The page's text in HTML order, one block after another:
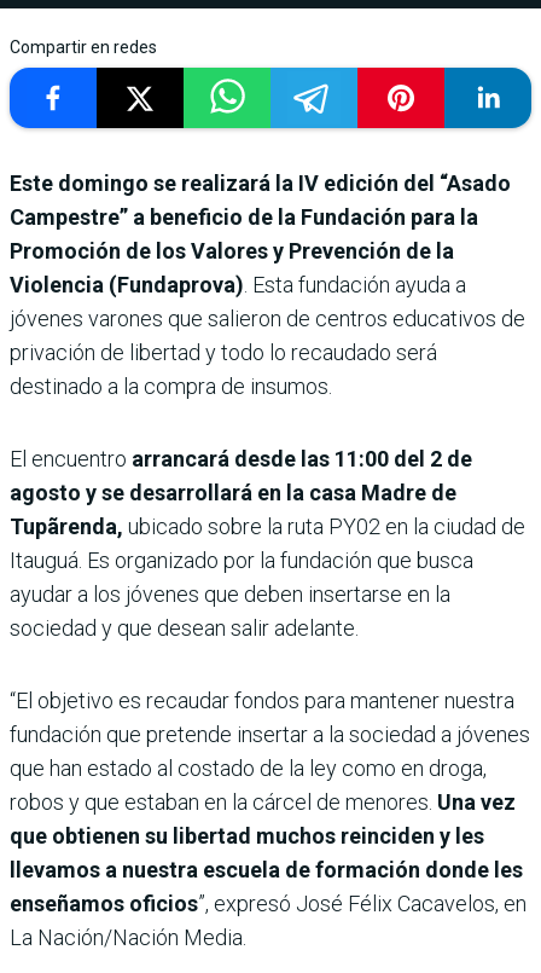
Compartir en redes
Este domingo se realizará la IV edición del “Asado
Campestre” a beneficio de la Fundación para la
Promoción de los Valores y Prevención de la
Violencia (Fundaprova) . Esta fundación ayuda a
jóvenes varones que salieron de centros educativos de
privación de libertad y todo lo recaudado será
destinado a la compra de insumos.
El encuentro arrancará desde las 11:00 del 2 de
agosto y se desarrollará en la casa Madre de
Tupãrenda, ubicado sobre la ruta PY02 en la ciudad de
Itauguá. Es organizado por la fundación que busca
ayudar a los jóvenes que deben insertarse en la
sociedad y que desean salir adelante.
“El objetivo es recaudar fondos para mantener nuestra
fundación que pretende insertar a la sociedad a jóvenes
que han estado al costado de la ley como en droga,
robos y que estaban en la cárcel de menores. Una vez
que obtienen su libertad muchos reinciden y les
llevamos a nuestra escuela de formación donde les
enseñamos oficios”, expresó José Félix Cacavelos, en
La Nación/Nación Media.